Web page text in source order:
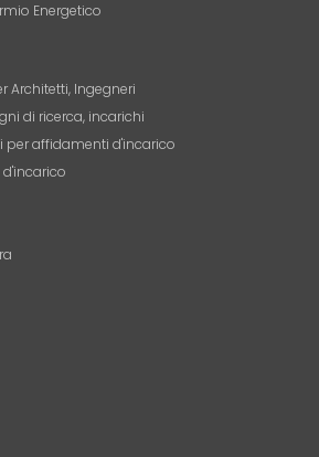
Energetico
Architetti, Ingegneri
di ricerca, incarichi
per affidamenti d'incarico